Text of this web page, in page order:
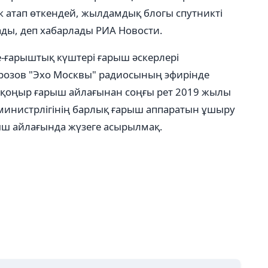
атап өткендей, жылдамдық блогы спутникті
деп хабарлады РИА Новости.
күштері ғарыш әскерлері
"Эхо Москвы" радиосының эфирінде
ғарыш айлағынан соңғы рет 2019 жылы
барлық ғарыш аппаратын ұшыру
айлағында жүзеге асырылмақ.